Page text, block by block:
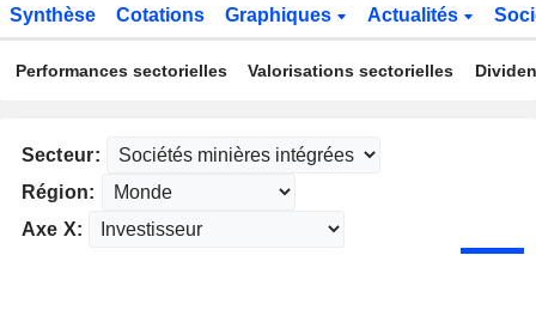
Synthèse Cotations Graphiques Actualités
Performances sectorielles Valorisations sectorielles
Secteur:
Région:
Axe X: